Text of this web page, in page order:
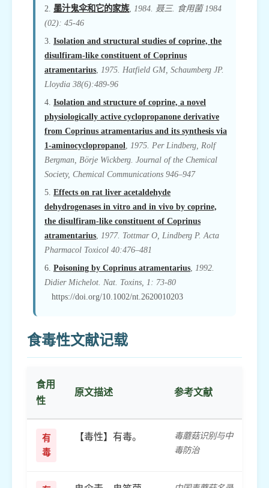
2. 墨汁鬼伞和它的家族, 1984. 聂三. 食用菌 1984
(02): 45-46
3. Isolation and structural studies of coprine, the
disulfiram-like constituent of Coprinus
atramentarius
1975. Hatfield GM, Schaumberg JP.
Lloydia 38(6):489-96
4. Isolation and structure of coprine, a novel
physiologically active cyclopropanone derivative
from Coprinus atramentarius and its synthesis via
1-aminocyclopropanol
1975. Per Lindberg, Rolf
Bergman, Börje Wickberg. Journal of the Chemical
Society, Chemical Communications 946–947
5. Effects on rat liver acetaldehyde
dehydrogenases in vitro and in vivo by coprine,
the disulfiram-like constituent of Coprinus
atramentarius
1977. Tottmar O, Lindberg P. Acta
Pharmacol Toxicol 40:476–481
6. Poisoning by Coprinus atramentarius
1992.
Didier Michelot. Nat. Toxins, 1: 73-80
https://doi.org/10.1002/nt.2620010203
食毒性文献记载
食用
性
原文描述 参考文献
有
毒
【毒性】有毒。
毒蘑菇识别与中
毒防治